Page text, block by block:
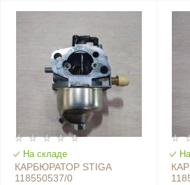
На складе
КАРБЮРАТОР STIGA
118550537/0